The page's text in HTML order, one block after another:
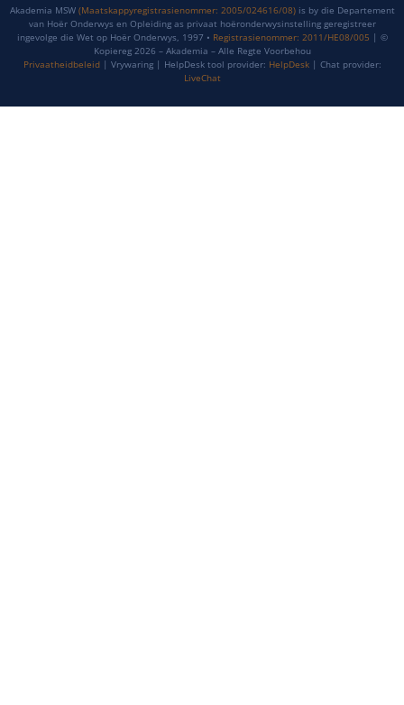
Akademia MSW (Maatskappyregistrasienommer: 2005/024616/08)is by die Departement
van Hoër Onderwys en Opleiding as privaat hoëronderwysinstelling geregistreer
ingevolge die Wet op Hoër Onderwys, 1997 • Registrasienommer: 2011/HE08/005 | ©
Kopiereg 2026 – Akademia – Alle Regte Voorbehou
Privaatheidbeleid| Vrywaring | HelpDesk tool provider: HelpDesk| Chat provider:
LiveChat